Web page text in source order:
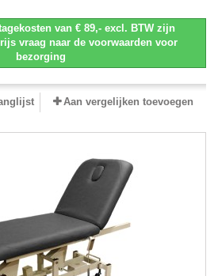
van € 89,- excl. BTW zijn
vraag naar de voorwaarden voor
bezorging
Aan vergelijken toevoegen